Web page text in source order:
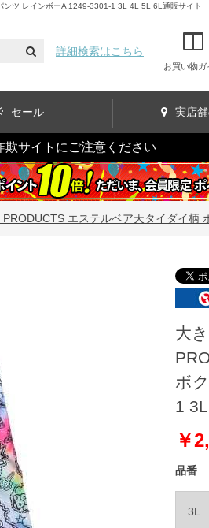
ンツ レインボーA 1249-3301-1 3L 4L 5L 6L通販サイト
詳細検索はこちら
お買い物ガ
セール 実店
欺サイトにご注意ください
エステルベア天タイダイ柄
大
ボ
1
￥
品番
3L